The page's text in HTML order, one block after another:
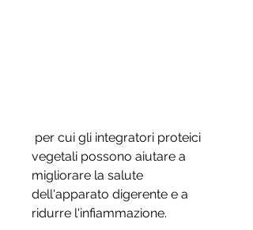
vegetali possono aiutare a
migliorare la salute
dell'apparato digerente e a
ridurre l'infiammazione.